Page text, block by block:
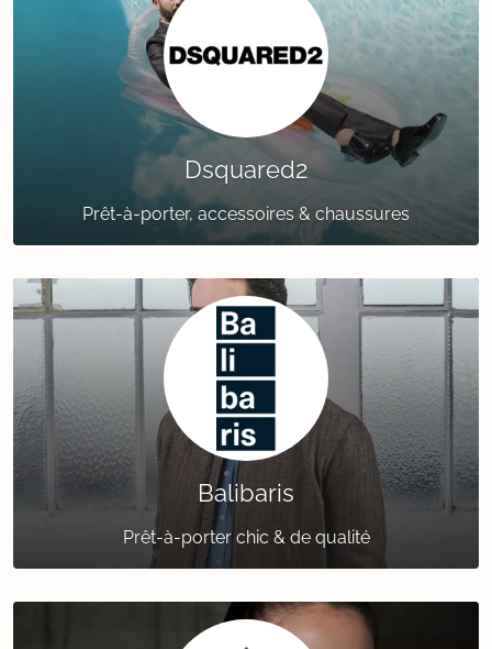
Dsquared2
Prêt-à-porter, accessoires & chaussures
Balibaris
Prêt-à-porter chic & de qualité